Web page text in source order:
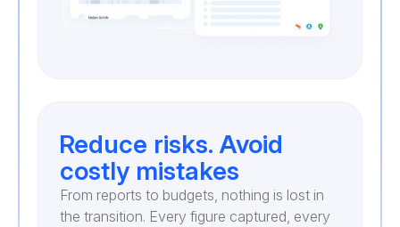
Reduce risks. Avoid
costly mistakes
From reports to budgets, nothing is lost in
the transition. Every figure captured, every